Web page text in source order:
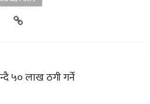
५० लाख ठगी गर्ने